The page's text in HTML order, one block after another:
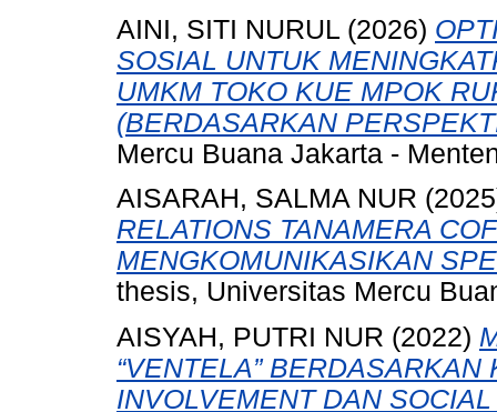
AINI, SITI NURUL (2026)
SOSIAL UNTUK
UMKM TOKO KUE MPOK
(BERDASARKAN
Mercu Buana Jakarta -
AISARAH, SALMA NUR
RELATIONS TANAMERA
MENGKOMUNIKASIKAN
thesis, Universitas Mercu
AISYAH, PUTRI NUR (2022)
“VENTELA”
INVOLVEMENT DAN